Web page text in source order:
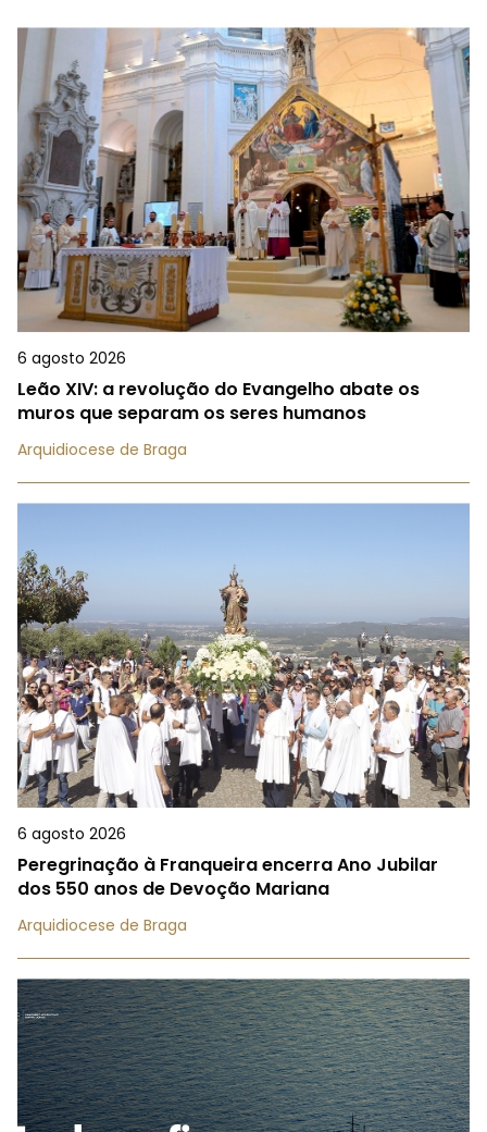
6 agosto 2026
Leão XIV: a revolução do Evangelho abate os
muros que separam os seres humanos
Arquidiocese de Braga
6 agosto 2026
Peregrinação à Franqueira encerra Ano Jubilar
dos 550 anos de Devoção Mariana
Arquidiocese de Braga